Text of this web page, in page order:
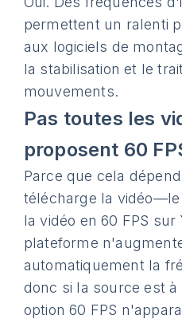
permettent un ralenti
aux logiciels de
la stabilisation et le
mouvements.
Pas toutes les
proposent 60
Parce que cela
télécharge la
la vidéo en 60 FPS sur
plateforme
automatiquement la
donc si la source est à
option 60 FPS